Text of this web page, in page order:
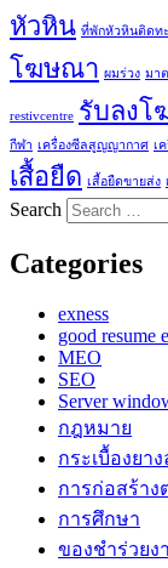
หัวหิน ที่พักหัวหินติดท
โฆษณา ผมร่วง มา
restivcentre รับลงโ
กีฬา เครื่องซีลสูญญากาศ เ
เสื้อยืด เสื้อยืดขายส่ง
Search
Categories
exness
good resume
MEO
SEO
Server
กฎหมาย
กระเบื้องยา
การก่อสร้าง
การศึกษา
ของชำร่วยง